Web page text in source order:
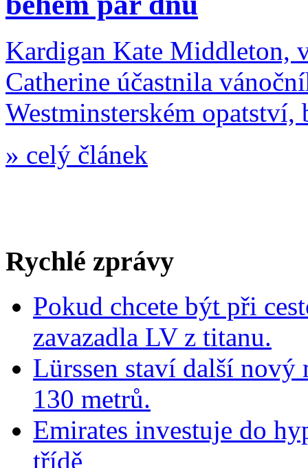
Kardigan Kate Middleton,
Catherine účastnila
Westminsterském
» celý článek
Rychlé zprávy
Pokud chcete být při
zavazadla LV z titanu.
Lürssen staví další nový
130 metrů.
Emirates investuje do
třídě